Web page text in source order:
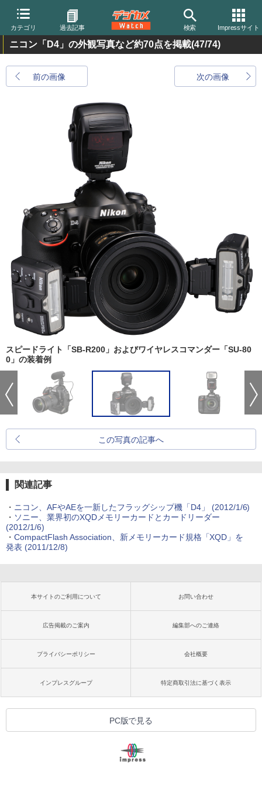
カテゴリ 過去記事 検索 Impressサイト
ニコン「D4」の外観写真など約70点を掲載(47/74)
前の画像 次の画像
スピードライト「SB-R200」およびワイヤレスコマンダー「SU-80
0」の装着例
この写真の記事へ
関連記事
・ ニコン、AFやAEを一新したフラッグシップ機「D4」 (2012/1/6)
・ ソニー、業界初のXQDメモリーカードとカードリーダー
(2012/1/6)
・ CompactFlash Association、新メモリーカード規格「XQD」を
発表 (2011/12/8)
本サイトのご利用について お問い合わせ
広告掲載のご案内 編集部へのご連絡
プライバシーポリシー 会社概要
インプレスグループ 特定商取引法に基づく表示
PC版で見る